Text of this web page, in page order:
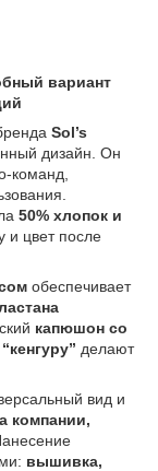
вариант
Sol’s
дизайн. Он
команд,
50% хлопок и
и цвет после
обеспечивает
капюшон со
делают
вид и
компании,
вышивка,